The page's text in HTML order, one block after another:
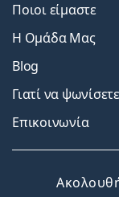
Ποιοι είμαστε
Η Ομάδα Μας
Blog
Γιατί να
Επικοινωνία